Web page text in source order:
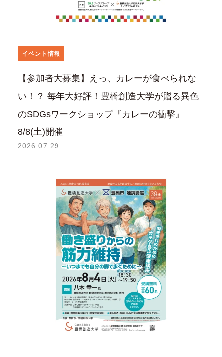
イベント情報
【参加者大募集】えっ、カレーが食べられな
い！？ 毎年大好評！豊橋創造大学が贈る異色
のSDGsワークショップ『カレーの衝撃』
8/8(土)開催
2026.07.29